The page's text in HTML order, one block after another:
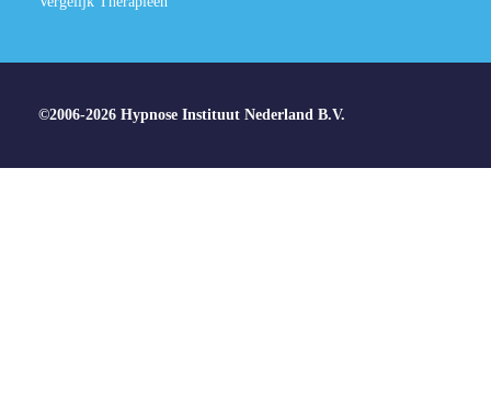
©2006-2026 Hypnose Instituut Nederland B.V.